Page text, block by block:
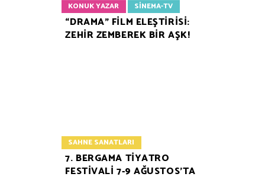
KONUK YAZAR SINEMA-TV
“DRAMA” FİLM ELEŞTİRİSİ:
ZEHİR ZEMBEREK BİR AŞK!
SAHNE SANATLARI
7. BERGAMA TİYATRO
FESTİVALİ 7-9 AĞUSTOS’TA